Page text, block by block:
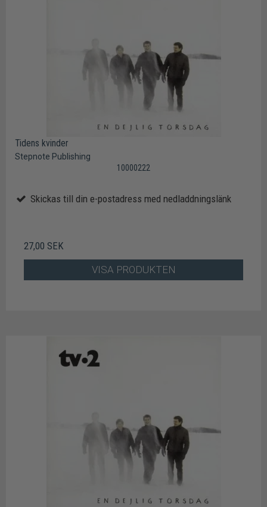
Tidens kvinder
Stepnote Publishing
10000222
Skickas till din e-postadress med nedladdningslänk
27,00 SEK
VISA PRODUKTEN